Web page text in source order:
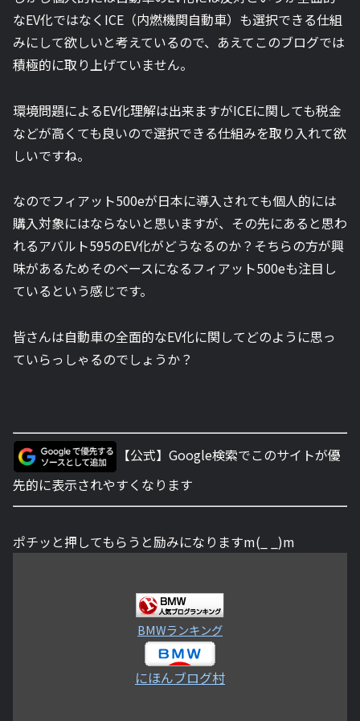
なEV化ではなくICE（内燃機関自動車）も選択できる仕組
みにして欲しいと考えているので、あえてこのブログでは
積極的に取り上げていません。
環境問題によるEV化理解は出来ますがICEに関しても税金
などが高くても良いので選択できる仕組みを取り入れて欲
しいですね。
なのでフィアット500eが日本に導入されても個人的には
購入対象にはならないと思いますが、その先にあると思わ
れるアバルト595のEV化がどうなるのか？そちらの方が興
味があるためそのベースになるフィアット500eも注目し
ているという感じです。
皆さんは自動車の全面的なEV化に関してどのように思っ
ていらっしゃるのでしょうか？
【公式】Google検索でこのサイトが優
先的に表示されやすくなります
ポチッと押してもらうと励みになりますm(_ _)m
BMWランキング
にほんブログ村